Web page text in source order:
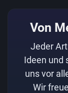
Von
Jeder
Ideen und
uns vor
Wir